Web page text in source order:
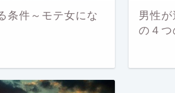
条件～モテ女にな
男性
の４つ